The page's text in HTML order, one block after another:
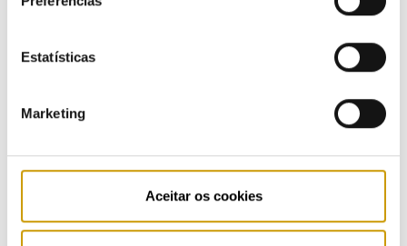
Estatísticas
Marketing
Aceitar os cookies
GESEL - Grupo de Estudos do Setor Elétrico (Instituto de Economia da
ASAE - Autoridade Nacional de Segurança Alimentar e Económica
10/10/2017 FDL - Faculdade de Direito da Universidade de Lisboa
Competitividade e Inovação, I.P. e outros